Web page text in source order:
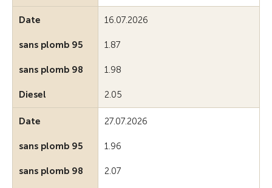
Date 16.07.2026
sans plomb 95 1.87
sans plomb 98 1.98
Diesel 2.05
Date 27.07.2026
sans plomb 95 1.96
sans plomb 98 2.07